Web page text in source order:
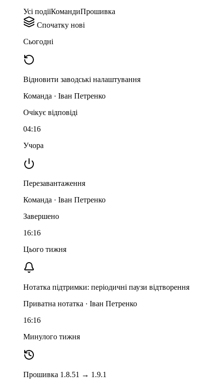
Усі подіїКомандиПрошивка
Спочатку нові
Сьогодні
Відновити заводські налаштування
Команда · Іван Петренко
Очікує відповіді
04:16
Учора
Перезавантаження
Команда · Іван Петренко
Завершено
16:16
Цього тижня
Нотатка підтримки: періодичні паузи відтворення
Приватна нотатка · Іван Петренко
16:16
Минулого тижня
Прошивка 1.8.51 → 1.9.1